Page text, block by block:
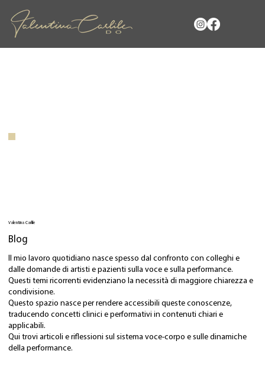
Valentina Carlile
Blog
Il mio lavoro quotidiano nasce spesso dal confronto con colleghi e
dalle domande di artisti e pazienti sulla voce e sulla performance.
Questi temi ricorrenti evidenziano la necessità di maggiore chiarezza e
condivisione.
Questo spazio nasce per rendere accessibili queste conoscenze,
traducendo concetti clinici e performativi in contenuti chiari e
applicabili.
Qui trovi articoli e riflessioni sul sistema voce-corpo e sulle dinamiche
della performance.